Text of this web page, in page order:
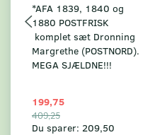
*AFA 1839, 1840 og
1880 POSTFRISK
komplet sæt Dronning
Margrethe (POSTNORD).
MEGA SJÆLDNE!!!
199,75
409,25
Du sparer: 209,50